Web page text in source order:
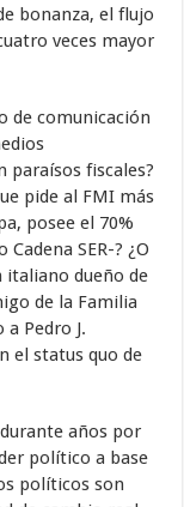
bonanza, el flujo
veces mayor
de comunicación
paraísos fiscales?
pide al FMI más
posee el 70%
SER-? ¿O
italiano dueño de
de la Familia
Pedro J.
el status quo de
años por
político a base
políticos son